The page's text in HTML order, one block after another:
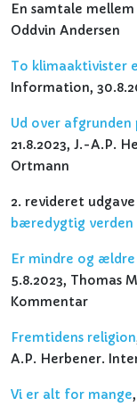
En samtale
Oddvin Andersen
To klimaaktivister
Information,
Ud over afgrunden
21.8.2023, J.-A.P.
Ortmann
2. revideret
bæredygtig verden
Er mindre og
5.8.2023, Thomas
Kommentar
Fremtidens religion
A.P. Herbener.
Vi er alt for mange